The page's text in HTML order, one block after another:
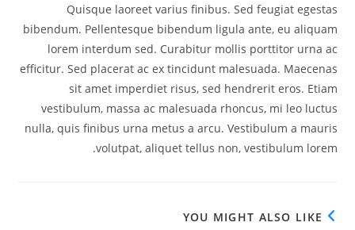
Quisque laoreet varius finibus. Sed feugiat egestas
bibendum. Pellentesque bibendum ligula ante, eu aliquam
lorem interdum sed. Curabitur mollis porttitor urna ac
efficitur. Sed placerat ac ex tincidunt malesuada. Maecenas
sit amet imperdiet risus, sed hendrerit eros. Etiam
vestibulum, massa ac malesuada rhoncus, mi leo luctus
nulla, quis finibus urna metus a arcu. Vestibulum a mauris
volutpat, aliquet tellus non, vestibulum lorem.
YOU MIGHT ALSO LIKE